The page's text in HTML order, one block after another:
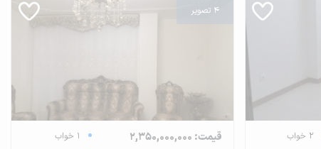
2 خواب
4 تصویر
قیمت: 2,350,000,000
1 خواب